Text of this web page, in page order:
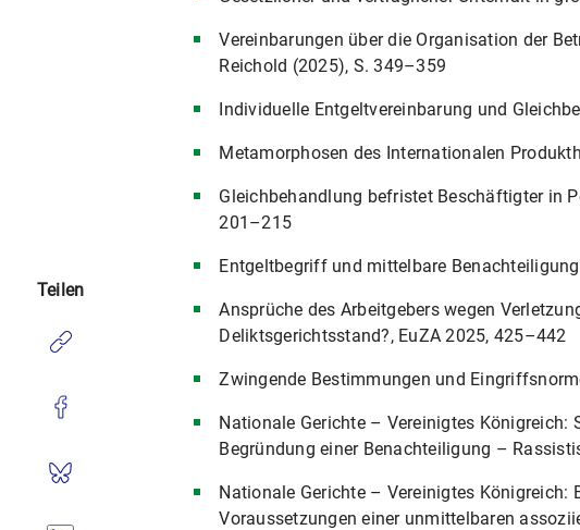
Herausgeberschaften
Vereinbarungen über die Organisation der
Reichold (2025), S. 349–359
Individuelle Entgeltvereinbarung und
Metamorphosen des Internationalen
Gleichbehandlung befristet Beschäftigter in
201–215
Entgeltbegriff und mittelbare
Ansprüche des Arbeitgebers wegen
Deliktsgerichtsstand?, EuZA 2025, 425–442
Zwingende Bestimmungen und
Nationale Gerichte – Vereinigtes
Begründung einer Benachteiligung –
Nationale Gerichte – Vereinigtes
Voraussetzungen einer unmittelbaren
Teilen